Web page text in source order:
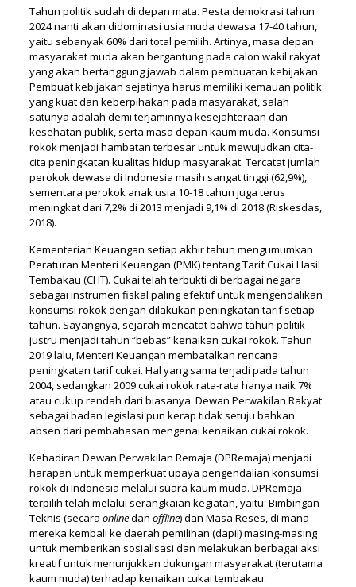
Tahun politik sudah di depan mata. Pesta demokrasi tahun
2024 nanti akan didominasi usia muda dewasa 17-40 tahun,
yaitu sebanyak 60% dari total pemilih. Artinya, masa depan
masyarakat muda akan bergantung pada calon wakil rakyat
yang akan bertanggung jawab dalam pembuatan kebijakan.
Pembuat kebijakan sejatinya harus memiliki kemauan politik
yang kuat dan keberpihakan pada masyarakat, salah
satunya adalah demi terjaminnya kesejahteraan dan
kesehatan publik, serta masa depan kaum muda. Konsumsi
rokok menjadi hambatan terbesar untuk mewujudkan cita-
cita peningkatan kualitas hidup masyarakat. Tercatat jumlah
perokok dewasa di Indonesia masih sangat tinggi (62,9%),
sementara perokok anak usia 10-18 tahun juga terus
meningkat dari 7,2% di 2013 menjadi 9,1% di 2018 (Riskesdas,
2018).
Kementerian Keuangan setiap akhir tahun mengumumkan
Peraturan Menteri Keuangan (PMK) tentang Tarif Cukai Hasil
Tembakau (CHT). Cukai telah terbukti di berbagai negara
sebagai instrumen fiskal paling efektif untuk mengendalikan
konsumsi rokok dengan dilakukan peningkatan tarif setiap
tahun. Sayangnya, sejarah mencatat bahwa tahun politik
justru menjadi tahun “bebas” kenaikan cukai rokok. Tahun
2019 lalu, Menteri Keuangan membatalkan rencana
peningkatan tarif cukai. Hal yang sama terjadi pada tahun
2004, sedangkan 2009 cukai rokok rata-rata hanya naik 7%
atau cukup rendah dari biasanya. Dewan Perwakilan Rakyat
sebagai badan legislasi pun kerap tidak setuju bahkan
absen dari pembahasan mengenai kenaikan cukai rokok.
Kehadiran Dewan Perwakilan Remaja (DPRemaja) menjadi
harapan untuk memperkuat upaya pengendalian konsumsi
rokok di Indonesia melalui suara kaum muda. DPRemaja
terpilih telah melalui serangkaian kegiatan, yaitu: Bimbingan
Teknis (secaraonlinedanoffline) dan Masa Reses, di mana
mereka kembali ke daerah pemilihan (dapil) masing-masing
untuk memberikan sosialisasi dan melakukan berbagai aksi
kreatif untuk menunjukkan dukungan masyarakat (terutama
kaum muda) terhadap kenaikan cukai tembakau.